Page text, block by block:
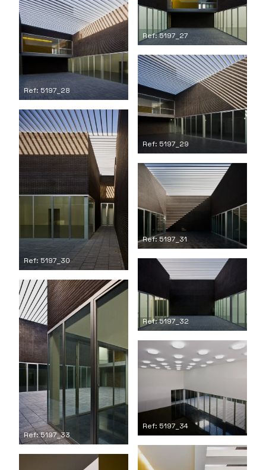
Ref: 5197_27
Ref: 5197_28
Ref: 5197_29
Ref: 5197_30
Ref: 5197_31
Ref: 5197_32
Ref: 5197_33
Ref: 5197_34